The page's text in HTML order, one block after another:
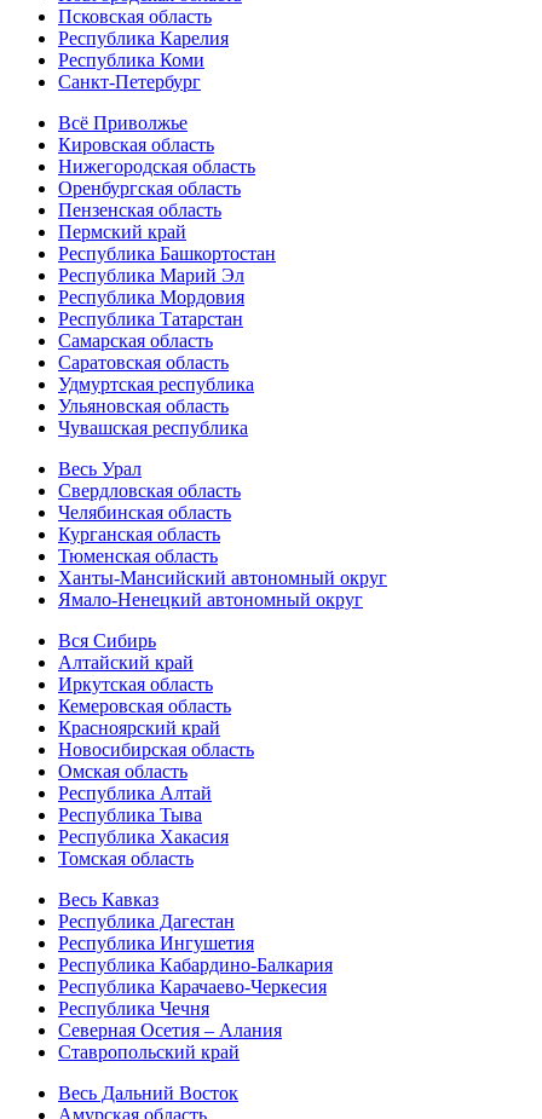
Псковская область
Республика Карелия
Республика Коми
Санкт-Петербург
Всё Приволжье
Кировская область
Нижегородская область
Оренбургская область
Пензенская область
Пермский край
Республика Башкортостан
Республика Марий Эл
Республика Мордовия
Республика Татарстан
Самарская область
Саратовская область
Удмуртская республика
Ульяновская область
Чувашская республика
Весь Урал
Свердловская область
Челябинская область
Курганская область
Тюменская область
Ханты-Мансийский автономный округ
Ямало-Ненецкий автономный округ
Вся Сибирь
Алтайский край
Иркутская область
Кемеровская область
Красноярский край
Новосибирская область
Омская область
Республика Алтай
Республика Тыва
Республика Хакасия
Томская область
Весь Кавказ
Республика Дагестан
Республика Ингушетия
Республика Кабардино-Балкария
Республика Карачаево-Черкесия
Республика Чечня
Северная Осетия – Алания
Ставропольский край
Весь Дальний Восток
Амурская область